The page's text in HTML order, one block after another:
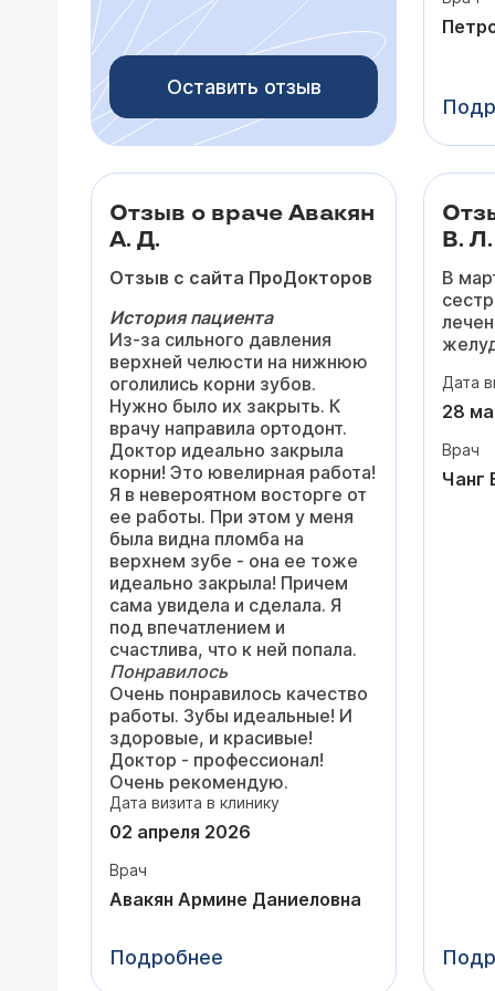
Оставить отзыв
мои
Отзыв о враче Авакян
А. Д.
Отзыв с сайта ПроДокторов
История пациента
Из-за сильного давления
верхней челюсти на нижнюю
оголились корни зубов.
Нужно было их закрыть. К
врачу направила ортодонт.
Доктор идеально закрыла
корни! Это ювелирная работа!
Я в невероятном восторге от
ее работы. При этом у меня
была видна пломба на
верхнем зубе - она ее тоже
идеально закрыла! Причем
сама увидела и сделала. Я
под впечатлением и
счастлива, что к ней попала.
Понравилось
Очень понравилось качество
работы. Зубы идеальные! И
здоровые, и красивые!
Доктор - профессионал!
Очень рекомендую.
Дата визита в клинику
02 апреля 2026
Врач
Авакян Армине Даниеловна
Подробнее
В. Л.
В
был
Дата
28
Врач
Чанг